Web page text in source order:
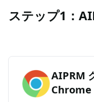
ステップ1：
AIPRM
Chrome